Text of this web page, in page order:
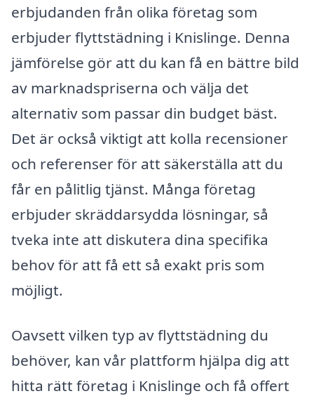
erbjudanden från olika företag som
erbjuder flyttstädning i Knislinge. Denna
jämförelse gör att du kan få en bättre bild
av marknadspriserna och välja det
alternativ som passar din budget bäst.
Det är också viktigt att kolla recensioner
och referenser för att säkerställa att du
får en pålitlig tjänst. Många företag
erbjuder skräddarsydda lösningar, så
tveka inte att diskutera dina specifika
behov för att få ett så exakt pris som
möjligt.
Oavsett vilken typ av flyttstädning du
behöver, kan vår plattform hjälpa dig att
hitta rätt företag i Knislinge och få offert